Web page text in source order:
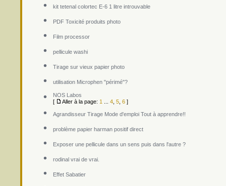
kit tetenal colortec E-6 1 litre introuvable
PDF Toxicité produits photo
Film processor
pellicule washi
Tirage sur vieux papier photo
utilisation Microphen "périmé"?
NOS Labos
[
Aller à la page: 1 4 5 6 ]
Agrandisseur Tirage Mode d'emploi Tout à apprendre!!
problème papier harman positif direct
Exposer une pellicule dans un sens puis dans l'autre ?
rodinal vrai de vrai.
Effet Sabatier